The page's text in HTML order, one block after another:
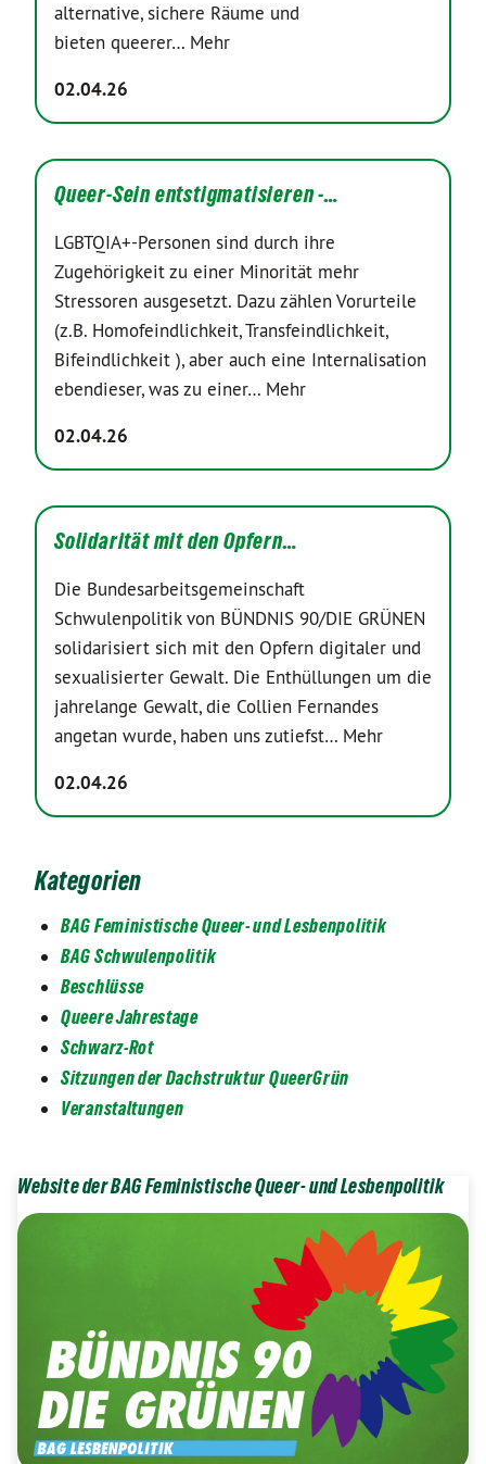
alternative, sichere Räume und
bieten queerer… Mehr
02.04.26
Queer-Sein entstigmatisieren -…
LGBTQIA+-Personen sind durch ihre
Zugehörigkeit zu einer Minorität mehr
Stressoren ausgesetzt. Dazu zählen Vorurteile
(z.B. Homofeindlichkeit, Transfeindlichkeit,
Bifeindlichkeit ), aber auch eine Internalisation
ebendieser, was zu einer… Mehr
02.04.26
Solidarität mit den Opfern…
Die Bundesarbeitsgemeinschaft
Schwulenpolitik von BÜNDNIS 90/DIE GRÜNEN
solidarisiert sich mit den Opfern digitaler und
sexualisierter Gewalt. Die Enthüllungen um die
jahrelange Gewalt, die Collien Fernandes
angetan wurde, haben uns zutiefst… Mehr
02.04.26
Kategorien
BAG Feministische Queer- und Lesbenpolitik
BAG Schwulenpolitik
Beschlüsse
Queere Jahrestage
Schwarz-Rot
Sitzungen der Dachstruktur QueerGrün
Veranstaltungen
Website der BAG Feministische Queer- und Lesbenpolitik